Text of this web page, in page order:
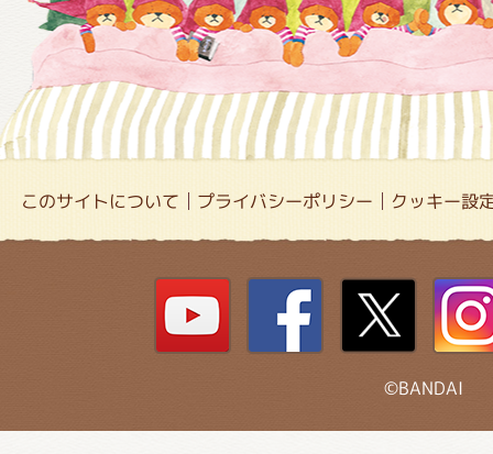
このサイトについて プライバシーポリシー クッキー設
©BANDAI